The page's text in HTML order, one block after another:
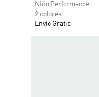
Niño Performance
2 colores
Envío Gratis